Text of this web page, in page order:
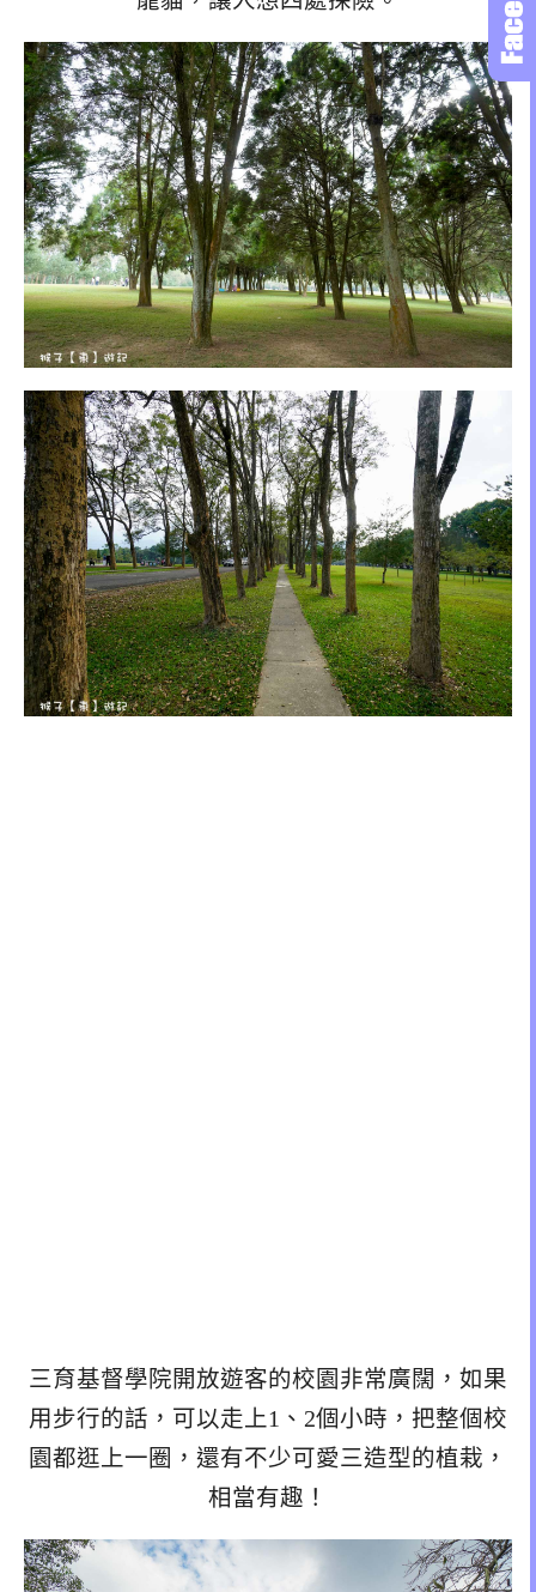
三育基督學院開放遊客的校園非常廣闊，如果
用步行的話，可以走上1、2個小時，把整個校
園都逛上一圈，還有不少可愛三造型的植栽，
相當有趣！